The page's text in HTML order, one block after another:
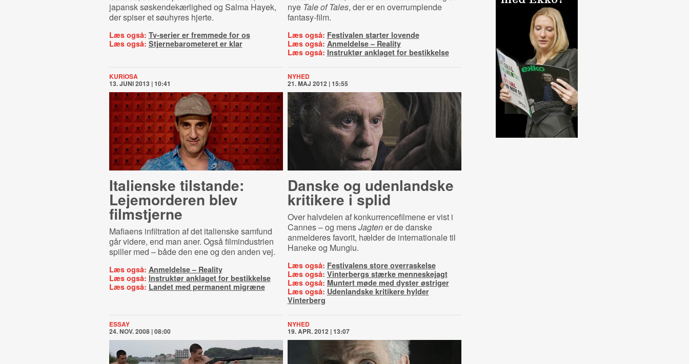
japansk søskendekærlighed og Salma Hayek,
der spiser et søuhyres hjerte.
Læs også: Tv-serier er fremmede for os
Læs også: Stjernebarometeret er klar
nye Tale of Tales, der er en overrumplende
fantasy-film.
Læs også: Festivalen starter lovende
Læs også: Anmeldelse – Reality
Læs også: Instruktør anklaget for bestikkelse
KURIOSA
13. JUNI 2013 | 10:41
Italienske tilstande:
Lejemorderen blev
filmstjerne
Mafiaens infiltration af det italienske samfund
går videre, end man aner. Også filmindustrien
spiller med – både den ene og den anden vej.
Læs også: Anmeldelse – Reality
Læs også: Instruktør anklaget for bestikkelse
Læs også: Landet med permanent migræne
NYHED
21. MAJ 2012 | 15:55
Danske og udenlandske
kritikere i splid
Over halvdelen af konkurrencefilmene er vist i
Cannes – og mensJagtener de danske
anmelderes favorit, hælder de internationale til
Haneke og Mungiu.
Læs også: Festivalens store overraskelse
Læs også: Vinterbergs stærke menneskejagt
Læs også: Muntert møde med dyster østriger
Læs også: Udenlandske kritikere hylder
Vinterberg
ESSAY
24. NOV. 2008 | 08:00
NYHED
19. APR. 2012 | 13:07